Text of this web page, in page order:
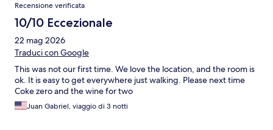
Recensione verificata
10/10 Eccezionale
22 mag 2026
Traduci con Google
This was not our first time. We love the location, and the room is
ok. It is easy to get everywhere just walking. Please next time
Coke zero and the wine for two
Juan Gabriel, viaggio di 3 notti